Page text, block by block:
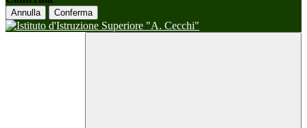
Annulla Conferma